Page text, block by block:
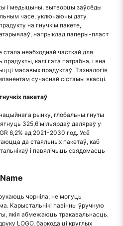
і медыцыны, вытворцы заўсёды
часе, уключаючы дату
на гнучкім пакете,
напрыклад паперы-пласт
неабходнай часткай для
калі гэта патрэбна, і яна
масавых прадуктаў. Тэхналогія
сучаснай сістэмы якасці.
пакетаў
рынку, глобальны гнуты
325,6 мільярдаў даляраў у
6,2% ад 2021-2030 год. Усё
да стаяльных пакетаў, каб
і павялічыць свядомасць
Name
чорніла, не могуць
Карыстальнікі павінны ўручную
якія абмежаюць тракавальнасць.
LOGO, баркода ці круглых